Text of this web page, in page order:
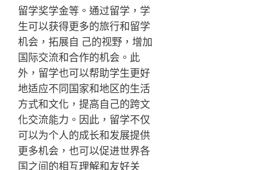
留学奖学金等。通过留学，学
生可以获得更多的旅行和留学
机会，拓展自 己的视野，增加
国际交流和合作的机会。此
外，留学也可以帮助学生更好
地适应不同国家和地区的生活
方式和文化，提高自己的跨文
化交流能力。因此，留学不仅
可以为个人的成长和发展提供
更多机会，也可以促进世界各
国之间的相互理解和友好关